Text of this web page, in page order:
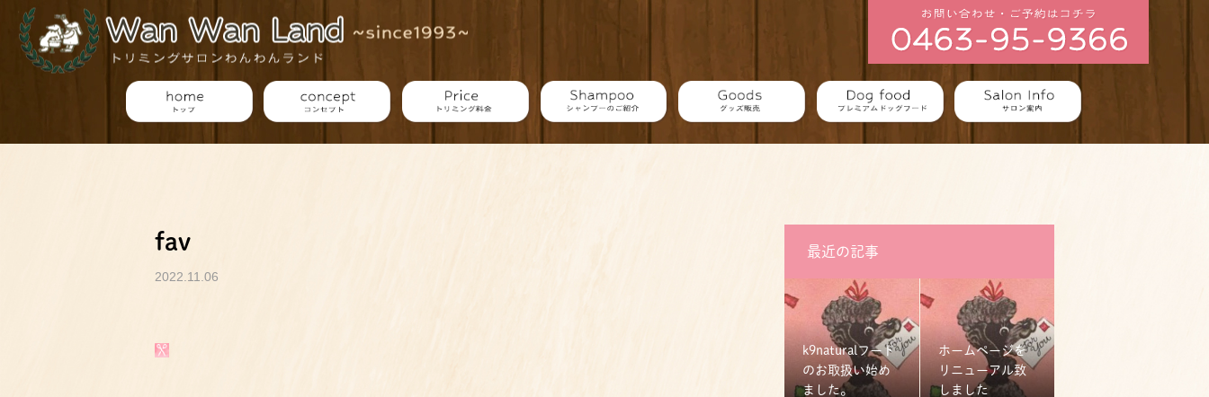
fav
2022.11.06
最近の記事
k9naturalフード
のお取扱い始め
ました。
ホームページを
リニューアル致
しました